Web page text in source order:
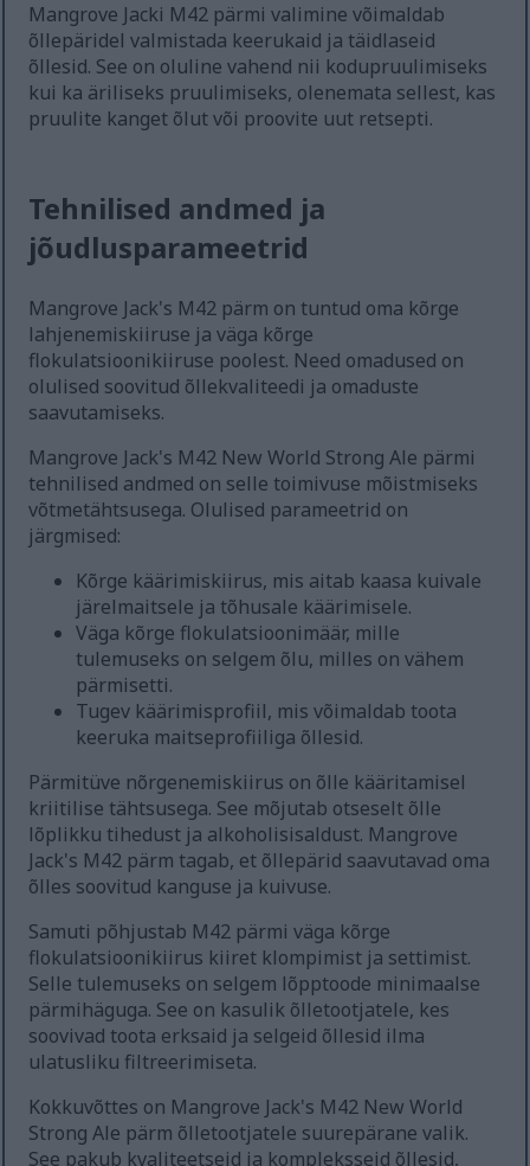
Mangrove Jacki M42 pärmi valimine võimaldab
õllepäridel valmistada keerukaid ja täidlaseid
õllesid. See on oluline vahend nii kodupruulimiseks
kui ka äriliseks pruulimiseks, olenemata sellest, kas
pruulite kanget õlut või proovite uut retsepti.
Tehnilised andmed ja
jõudlusparameetrid
Mangrove Jack's M42 pärm on tuntud oma kõrge
lahjenemiskiiruse ja väga kõrge
flokulatsioonikiiruse poolest. Need omadused on
olulised soovitud õllekvaliteedi ja omaduste
saavutamiseks.
Mangrove Jack's M42 New World Strong Ale pärmi
tehnilised andmed on selle toimivuse mõistmiseks
võtmetähtsusega. Olulised parameetrid on
järgmised:
Kõrge käärimiskiirus, mis aitab kaasa kuivale
järelmaitsele ja tõhusale käärimisele.
Väga kõrge flokulatsioonimäär, mille
tulemuseks on selgem õlu, milles on vähem
pärmisetti.
Tugev käärimisprofiil, mis võimaldab toota
keeruka maitseprofiiliga õllesid.
Pärmitüve nõrgenemiskiirus on õlle kääritamisel
kriitilise tähtsusega. See mõjutab otseselt õlle
lõplikku tihedust ja alkoholisisaldust. Mangrove
Jack's M42 pärm tagab, et õllepärid saavutavad oma
õlles soovitud kanguse ja kuivuse.
Samuti põhjustab M42 pärmi väga kõrge
flokulatsioonikiirus kiiret klompimist ja settimist.
Selle tulemuseks on selgem lõpptoode minimaalse
pärmihäguga. See on kasulik õlletootjatele, kes
soovivad toota erksaid ja selgeid õllesid ilma
ulatusliku filtreerimiseta.
Kokkuvõttes on Mangrove Jack's M42 New World
Strong Ale pärm õlletootjatele suurepärane valik.
See pakub kvaliteetseid ja kompleksseid õllesid,